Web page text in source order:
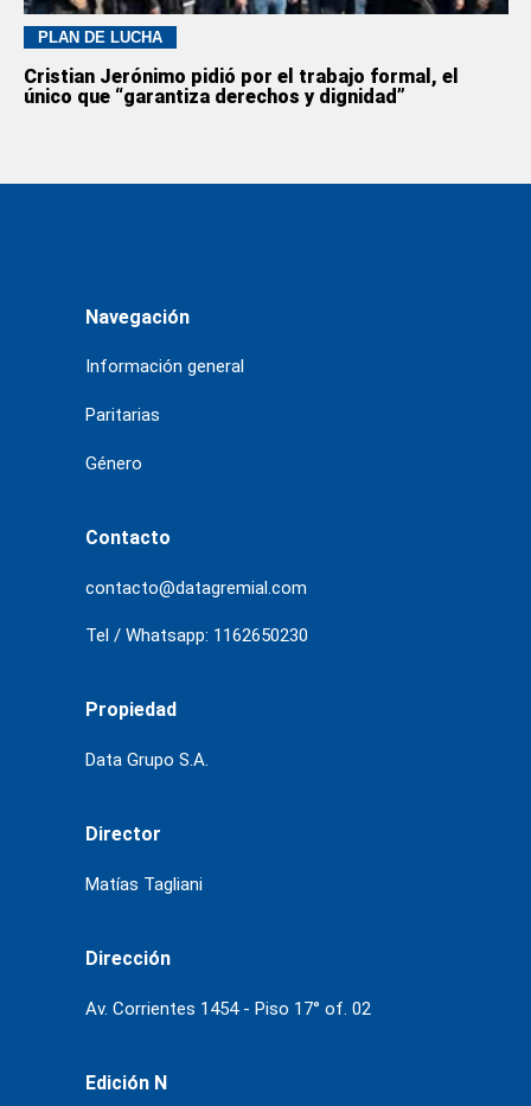
PLAN DE LUCHA
Cristian Jerónimo pidió por el trabajo formal, el
único que “garantiza derechos y dignidad”
Navegación
Información general
Paritarias
Género
Contacto
contacto@datagremial.com
Tel / Whatsapp: 1162650230
Propiedad
Data Grupo S.A.
Director
Matías Tagliani
Dirección
Av. Corrientes 1454 - Piso 17° of. 02
Edición N